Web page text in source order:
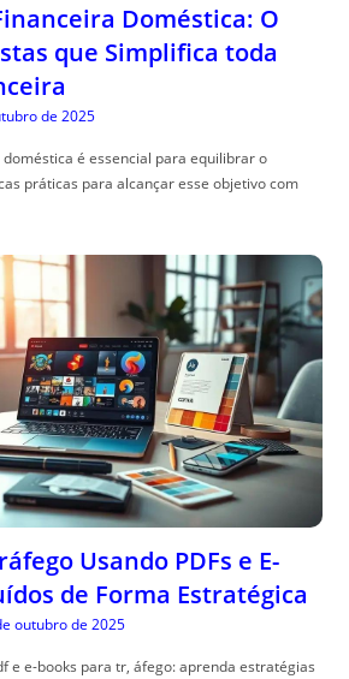
Doméstica: O
que Simplifica toda
de 2025
é essencial para equilibrar o
práticas para alcançar esse objetivo com
Usando PDFs e E-
de Forma Estratégica
outubro de 2025
e e-books para tr, áfego: aprenda estratégias